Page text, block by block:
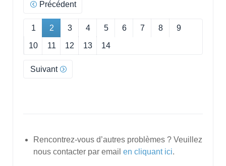
Précédent
1 2 3 4 5 6 7 8 9
10 11 12 13 14
Suivant
Rencontrez-vous d’autres problèmes ? Veuillez
nous contacter par email en cliquant ici.